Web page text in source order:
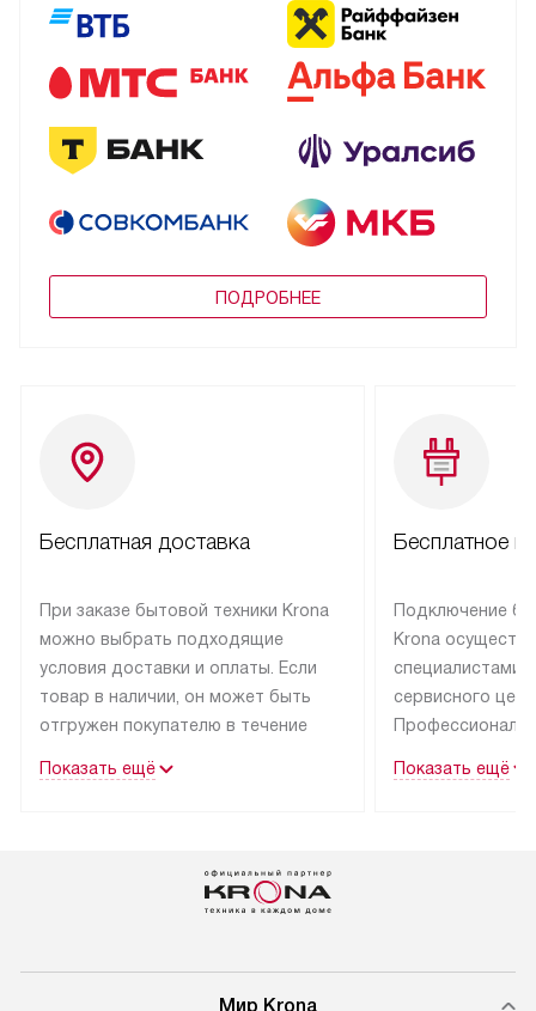
ПОДРОБНЕЕ
Бесплатная доставка
При заказе бытовой техники Krona
можно выбрать подходящие
условия доставки и оплаты. Если
товар в наличии, он может быть
отгружен покупателю в течение
оплачивается дополнительно.
Возможна доставка товаров
Показать ещё
Бесплатное
Подключение
Krona
специалистами
сервисного
эксплуатации
Показать ещё
Мир Krona